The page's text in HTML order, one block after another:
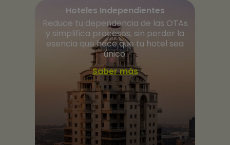
Hoteles Independientes
Reduce tu dependencia de las OTAs
y simplifica procesos, sin perder la
esencia que hace que tu hotel sea
único.
Saber más